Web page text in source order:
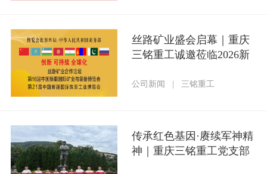
丝路矿业盛会启幕｜重庆
三铭重工诚邀莅临2026新
公司新闻 | 三铭重工
传承红色基因·赓续军神精
神｜重庆三铭重工党支部